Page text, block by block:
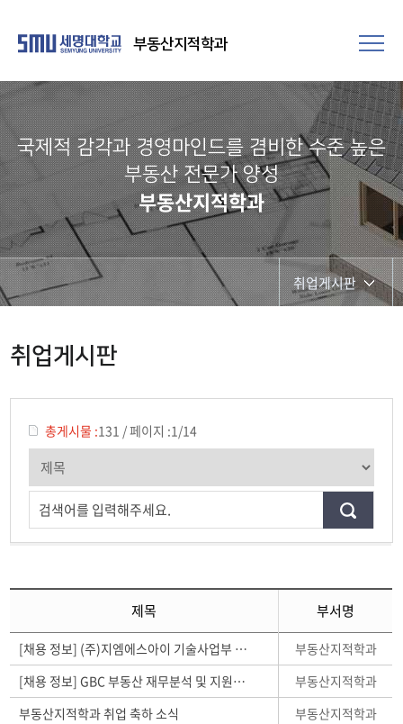
부동산지적학과
국제적 감각과 경영마인드를 겸비한 수준 높은
부동산 전문가 양성
부동산지적학과
취업게시판
취업게시판
총게시물 :131 /페이지 :1/14
검색어를 입력해주세요.
제목 부서명
[채용 정보] (주)지엠에스아이 기술사업부 신입 및 경력직 채용(측량)
부동산지적학과
[채용 정보] GBC 부동산 재무분석 및 지원업무 채용 안내
부동산지적학과
부동산지적학과 취업 축하 소식
부동산지적학과